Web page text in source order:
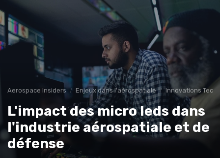
Aerospace Insiders Enjeux dans l'aérospatiale Innovations
L'impact des micro leds dans
l'industrie aérospatiale et de
défense